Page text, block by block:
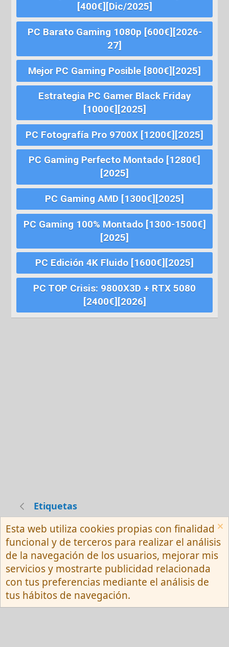
[400€][Dic/2025]
PC Barato Gaming 1080p [600€][2026-
27]
Mejor PC Gaming Posible [800€][2025]
Estrategia PC Gamer Black Friday
[1000€][2025]
PC Fotografía Pro 9700X [1200€][2025]
PC Gaming Perfecto Montado [1280€]
[2025]
PC Gaming AMD [1300€][2025]
PC Gaming 100% Montado [1300-1500€]
[2025]
PC Edición 4K Fluido [1600€][2025]
PC TOP Crisis: 9800X3D + RTX 5080
[2400€][2026]
Etiquetas
Español (Neutro) Tu
Contactarnos
Términos y reglas
Privacy policy
Ayuda
R
S
S
Community platform by XenForo ® © 2010-
2026 XenForo Ltd.
Esta web utiliza cookies propias con finalidad
funcional y de terceros para realizar el análisis
de la navegación de los usuarios, mejorar mis
servicios y mostrarte publicidad relacionada
con tus preferencias mediante el análisis de
tus hábitos de navegación.